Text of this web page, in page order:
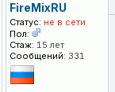
FireMixRU
Статус: не в сети
Пол:
Стаж: 15 лет
Сообщений: 331